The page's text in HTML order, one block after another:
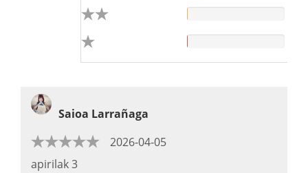
Saioa Larrañaga
2026-04-05
apirilak 3